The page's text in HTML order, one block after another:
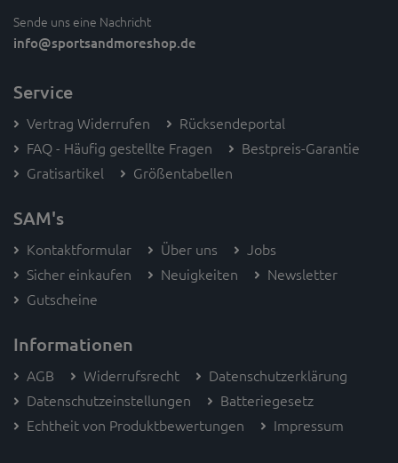
Sende uns eine Nachricht
info@sportsandmoreshop.de
Service
Vertrag Widerrufen
Rücksendeportal
FAQ - Häufig gestellte Fragen
Bestpreis-Garantie
Gratisartikel
Größentabellen
SAM's
Kontaktformular Über uns
Jobs
Sicher einkaufen
Neuigkeiten
Newsletter
Gutscheine
Informationen
AGB Widerrufsrecht
Datenschutzerklärung
Datenschutzeinstellungen
Batteriegesetz
Echtheit von Produktbewertungen
Impressum